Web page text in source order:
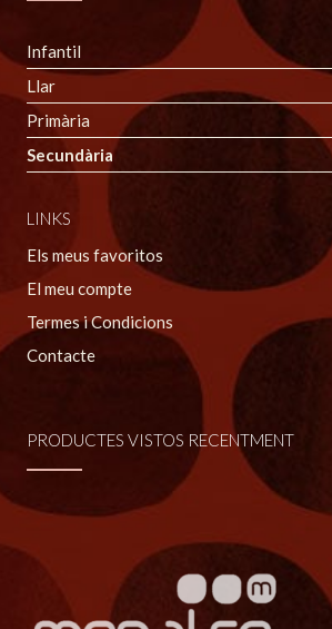
Infantil
Llar
Primària
Secundària
LINKS
Els meus favoritos
El meu compte
Termes i Condicions
Contacte
PRODUCTES VISTOS RECENTMENT